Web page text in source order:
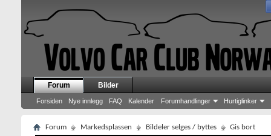
Forum
Forsiden Nye innlegg FAQ Kalender Forumhandlinger Hurtiglinker
Bilder
Forum Markedsplassen Bildeler selges / byttes Gis bort